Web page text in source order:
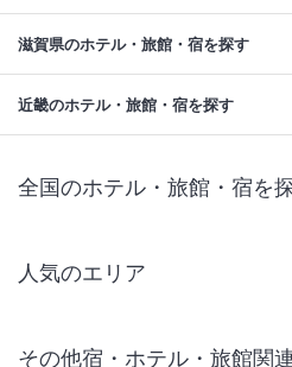
滋賀県のホテル・旅館・宿を探す
近畿のホテル・旅館・宿を探す
全国のホテル・旅館・宿を
人気のエリア
その他宿・ホテル・旅館関